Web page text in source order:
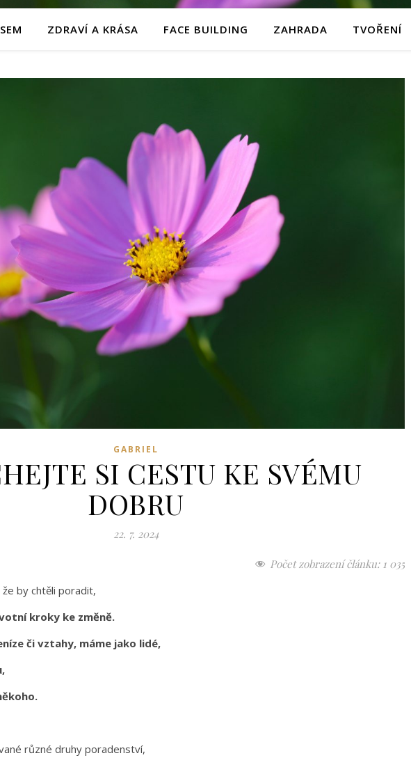
ZDRAVÍ A KRÁSA FACE BUILDING ZAHRADA TVOŘENÍ
GABRIEL
SI CESTU KE SVÉMU
DOBRU
22. 7. 2024
Počet zobrazení článku: 1 035
že by chtěli poradit,
kroky ke změně.
či vztahy, máme jako lidé,
různé druhy poradenství,